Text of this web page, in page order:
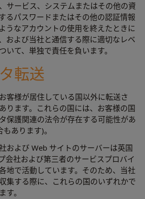
サービス、システムまたはその他の資
るパスワードまたはその他の認証情報
うなアカウントの使用を終えたときに
および当社と通信する際に適切なレベ
いて、単独で責任を負います。
転送
客様が居住している国以外に転送さ
ります。これらの国には、お客様の国
保護関連の法令が存在する可能性があ
あります)。
および Web サイトのサーバーは英国
会社および第三者のサービスプロバイ
地で活動しています。そのため、当社
集する際に、これらの国のいずれかで
。